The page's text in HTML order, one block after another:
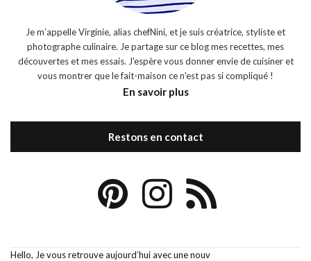
Je m’appelle Virginie, alias chefNini, et je suis créatrice, styliste et
photographe culinaire. Je partage sur ce blog mes recettes, mes
découvertes et mes essais. J'espère vous donner envie de cuisiner et
vous montrer que le fait-maison ce n'est pas si compliqué !
En savoir plus
Restons en contact
Hello, Je vous retrouve aujourd’hui avec une nouv